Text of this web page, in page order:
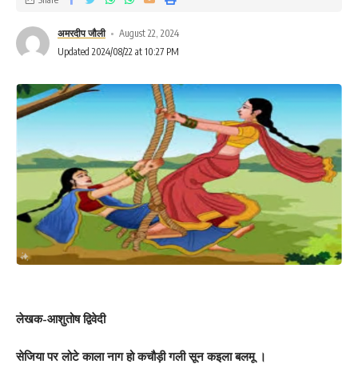
अमरदीप जौली
August 22, 2024
Updated 2024/08/22 at 10:27 PM
लेखक-आशुतोष द्विवेदी
सेजिया पर लोटे काला नाग हो कचौड़ी गली सून कइला बलमू ।